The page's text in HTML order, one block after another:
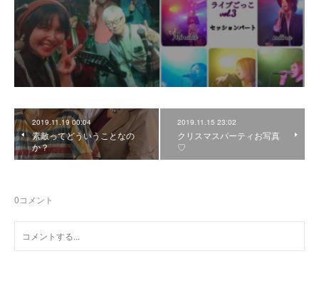
2019.11.19 00:04
素敵ってどういうことなの
か？
2019.11.15 23:02
クリスマスパーティお写真
♡
0コメント